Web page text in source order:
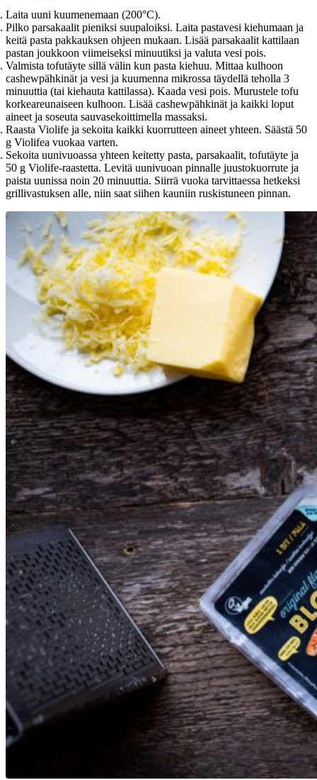
Laita uuni kuumenemaan (200°C).
Pilko parsakaalit pieniksi suupaloiksi. Laita pastavesi kiehumaan ja
keitä pasta pakkauksen ohjeen mukaan. Lisää parsakaalit kattilaan
pastan joukkoon viimeiseksi minuutiksi ja valuta vesi pois.
Valmista tofutäyte sillä välin kun pasta kiehuu. Mittaa kulhoon
cashewpähkinät ja vesi ja kuumenna mikrossa täydellä teholla 3
minuuttia (tai kiehauta kattilassa). Kaada vesi pois. Murustele tofu
korkeareunaiseen kulhoon. Lisää cashewpähkinät ja kaikki loput
aineet ja soseuta sauvasekoittimella massaksi.
Raasta Violife ja sekoita kaikki kuorrutteen aineet yhteen. Säästä 50
g Violifea vuokaa varten.
Sekoita uunivuoassa yhteen keitetty pasta, parsakaalit, tofutäyte ja
50 g Violife-raastetta. Levitä uunivuoan pinnalle juustokuorrute ja
paista uunissa noin 20 minuuttia. Siirrä vuoka tarvittaessa hetkeksi
grillivastuksen alle, niin saat siihen kauniin ruskistuneen pinnan.